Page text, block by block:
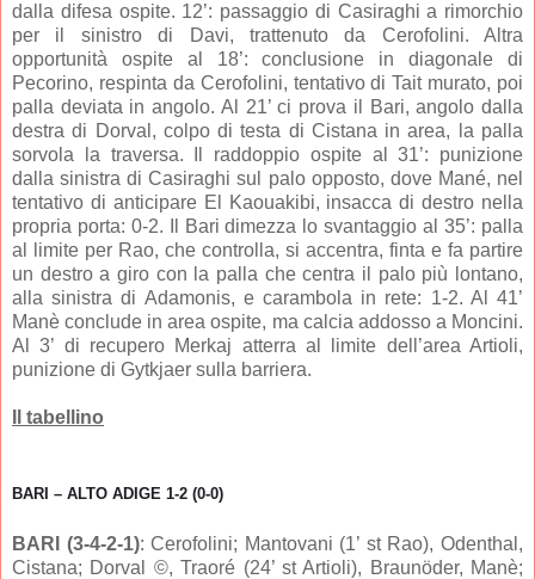
dalla difesa ospite. 12’: passaggio di Casiraghi a rimorchio
per il sinistro di Davi, trattenuto da Cerofolini. Altra
opportunità ospite al 18’: conclusione in diagonale di
Pecorino, respinta da Cerofolini, tentativo di Tait murato, poi
palla deviata in angolo. Al 21’ ci prova il Bari, angolo dalla
destra di Dorval, colpo di testa di Cistana in area, la palla
sorvola la traversa. Il raddoppio ospite al 31’: punizione
dalla sinistra di Casiraghi sul palo opposto, dove Mané, nel
tentativo di anticipare El Kaouakibi, insacca di destro nella
propria porta: 0-2. Il Bari dimezza lo svantaggio al 35’: palla
al limite per Rao, che controlla, si accentra, finta e fa partire
un destro a giro con la palla che centra il palo più lontano,
alla sinistra di Adamonis, e carambola in rete: 1-2. Al 41’
Manè conclude in area ospite, ma calcia addosso a Moncini.
Al 3’ di recupero Merkaj atterra al limite dell’area Artioli,
punizione di Gytkjaer sulla barriera.
Il tabellino
BARI – ALTO ADIGE 1-2 (0-0)
BARI (3-4-2-1): Cerofolini; Mantovani (1’ st Rao), Odenthal,
Cistana; Dorval ©, Traoré (24’ st Artioli), Braunöder, Manè;